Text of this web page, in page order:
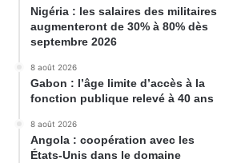
Nigéria : les salaires des militaires
augmenteront de 30% à 80% dès
septembre 2026
8 août 2026
Gabon : l’âge limite d’accès à la
fonction publique relevé à 40 ans
8 août 2026
Angola : coopération avec les
États-Unis dans le domaine